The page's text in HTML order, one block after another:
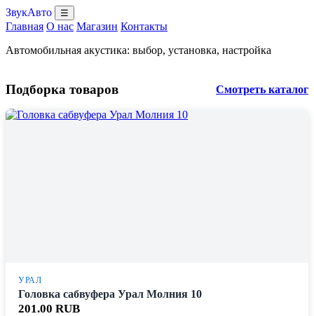
ЗвукАвто ☰
Главная О нас Магазин Контакты
Автомобильная акустика: выбор, установка, настройка
Подборка товаров Смотреть каталог
УРАЛ
Головка сабвуфера Урал Молния 10
201.00 RUB